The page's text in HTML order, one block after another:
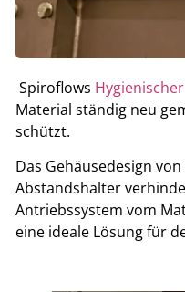
Spiroflows
Material ständig neu
schützt.
Das Gehäusedesign
Abstandshalter
Antriebssystem vom
eine ideale Lösung für